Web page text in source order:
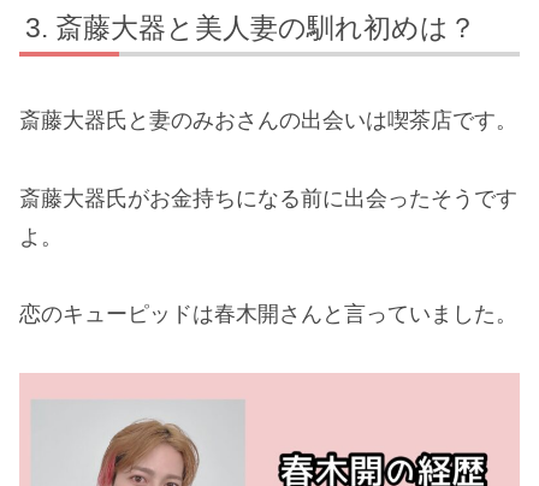
斎藤大器と美人妻の馴れ初めは？
斎藤大器氏と妻のみおさんの出会いは喫茶店です。
斎藤大器氏がお金持ちになる前に出会ったそうです
よ。
恋のキューピッドは春木開さんと言っていました。